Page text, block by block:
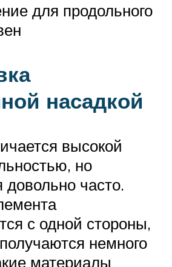
для продольного
насадкой
высокой
но
довольно часто.
с одной стороны,
немного
материалы